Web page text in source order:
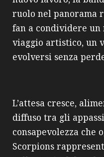
ruolo nel panorama
fan a condividere
viaggio artistico, un
evolversi senza
L’attesa cresce,
diffuso tra gli
consapevolezza che
Scorpions